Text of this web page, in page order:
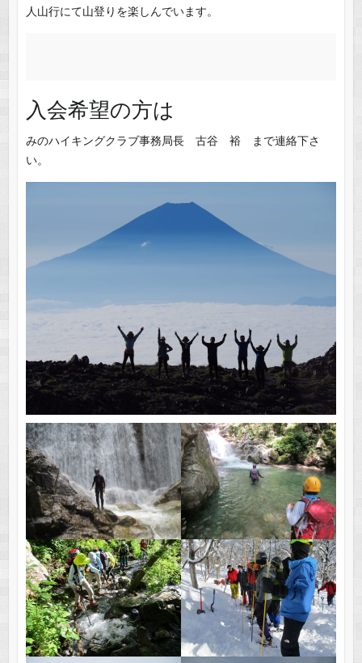
人山行にて山登りを楽しんでいます。
入会希望の方は
みのハイキングクラブ事務局長 古谷 裕 まで連絡下さ
い。